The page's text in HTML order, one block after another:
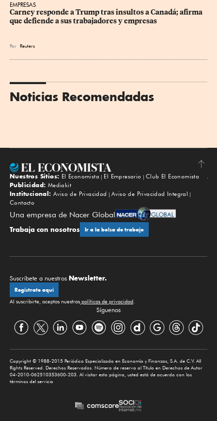
EMPRESAS
Carney responde a Trump tras insultos a Canadá; afirma
que defiende a sus trabajadores y empresas
Por Reuters
Noticias Recomendadas
Subir
Nuestros Sitios: El Economista El Empresario
Club El Economista
Publicidad: Mediakit
Institucional: Aviso de Privacidad
Aviso de Privacidad Integral
Contacto
Una empresa de Nacer Global
Trabaja con nosotros Ir a la bolsa de trabajo
Suscríbete a nuestros Newsletter.
Regístrate aquí
Al suscribirte, aceptas nuestras políticas de privacidad.
Síguenos
Copyright © 1988-2015 Periódico Especializado en Economía y Finanzas, S.A. de C.V. All
Rights Reserved. Derechos Reservados. Número de reserva al Título en Derechos de Autor
04-2010-062510353600-203. Al visitar esta página, usted está de acuerdo con los
términos del servicio